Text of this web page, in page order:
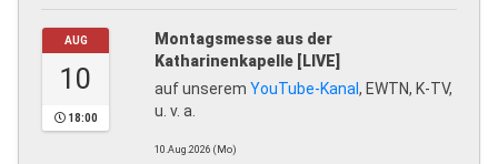
AUG
10
18:00
Montagsmesse aus der
Katharinenkapelle [LIVE]
auf unserem YouTube-Kanal, EWTN, K-TV,
u. v. a.
10.Aug.2026 (Mo)